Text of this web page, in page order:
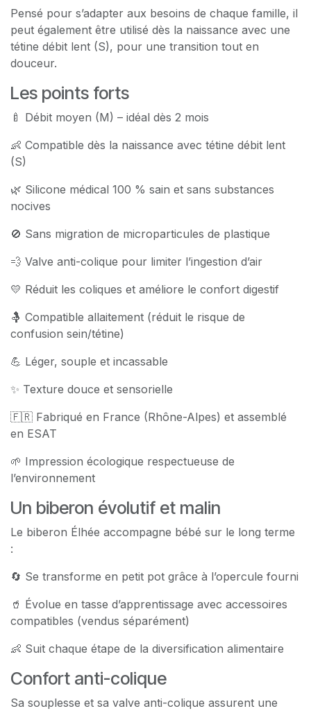
Pensé pour s’adapter aux besoins de chaque famille, il
peut également être utilisé dès la naissance avec une
tétine débit lent (S), pour une transition tout en
douceur.
Les points forts
🍼 Débit moyen (M) – idéal dès 2 mois
👶 Compatible dès la naissance avec tétine débit lent
(S)
🌿 Silicone médical 100 % sain et sans substances
nocives
🚫 Sans migration de microparticules de plastique
💨 Valve anti-colique pour limiter l’ingestion d’air
💛 Réduit les coliques et améliore le confort digestif
🤱 Compatible allaitement (réduit le risque de
confusion sein/tétine)
💪 Léger, souple et incassable
✨ Texture douce et sensorielle
🇫🇷 Fabriqué en France (Rhône-Alpes) et assemblé
en ESAT
🌱 Impression écologique respectueuse de
l’environnement
Un biberon évolutif et malin
Le biberon Élhée accompagne bébé sur le long terme
:
🔄 Se transforme en petit pot grâce à l’opercule fourni
🥤 Évolue en tasse d’apprentissage avec accessoires
compatibles (vendus séparément)
👶 Suit chaque étape de la diversification alimentaire
Confort anti-colique
Sa souplesse et sa valve anti-colique assurent une